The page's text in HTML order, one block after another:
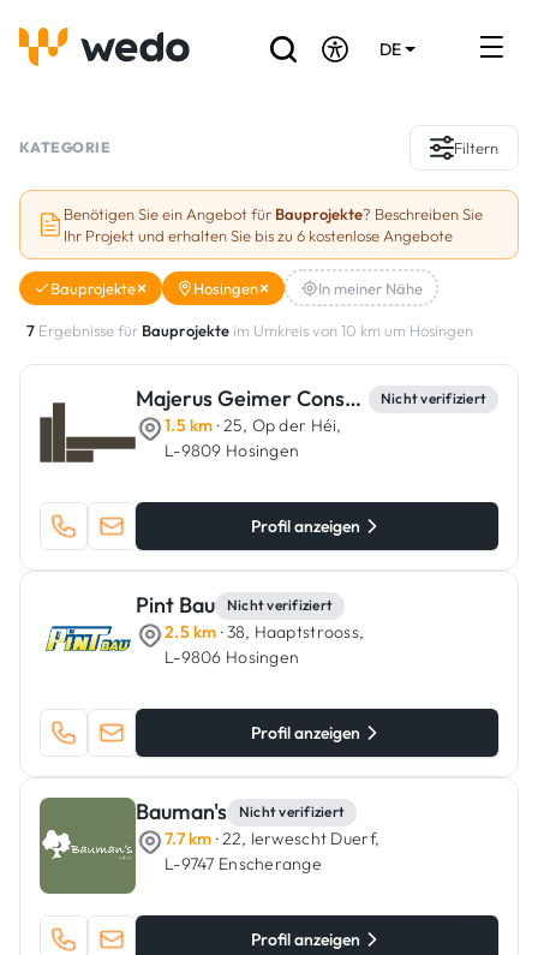
DE
Referenzen
Förderungen & Zuschüsse
Sind Sie Handwerker?
KATEGORIE Filtern
Benötigen Sie ein Angebot für Bauprojekte? Beschreiben Sie
Ihr Projekt und erhalten Sie bis zu 6 kostenlose Angebote
Bauprojekte Hosingen In meiner Nähe
7 Ergebnisse für Bauprojekte im Umkreis von 10 km um Hosingen
Majerus Geimer Constructions Nicht verifiziert
1.5 km · 25, Op der Héi,
L-9809 Hosingen
Profil anzeigen
Pint Bau Nicht verifiziert
2.5 km · 38, Haaptstrooss,
L-9806 Hosingen
Profil anzeigen
Bauman's Nicht verifiziert
7.7 km · 22, Ierwescht Duerf,
L-9747 Enscherange
Profil anzeigen